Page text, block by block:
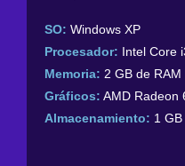
SO: Windows XP
Procesador: Intel Core
Memoria: 2 GB de RAM
Gráficos: AMD Radeon
Almacenamiento: 1